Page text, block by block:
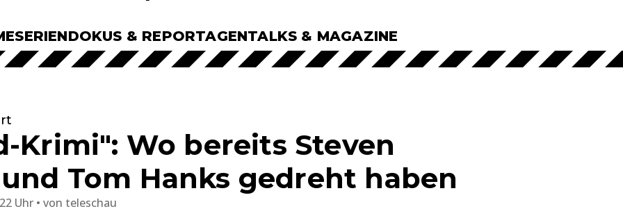
SERIENDOKUS & REPORTAGENTALKS & MAGAZINE
Krimi": Wo bereits Steven
Tom Hanks gedreht haben
Uhr von teleschau